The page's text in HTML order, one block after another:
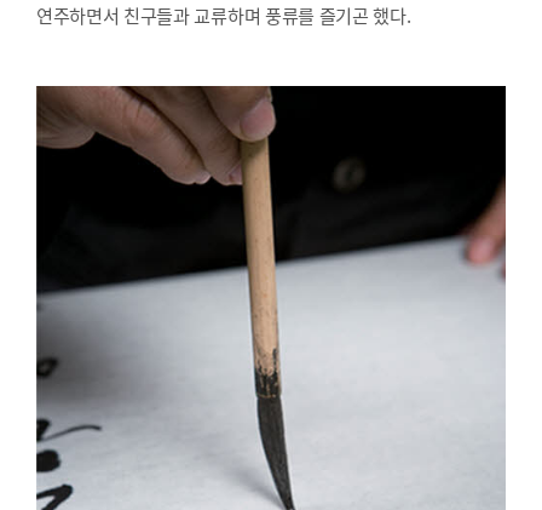
연주하면서 친구들과 교류하며 풍류를 즐기곤 했다.